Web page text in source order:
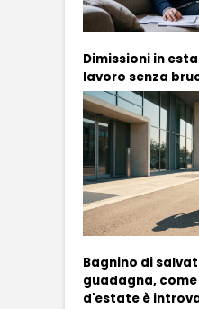
Dimissioni in
lavoro senza
Bagnino di
guadagna,
d'estate è